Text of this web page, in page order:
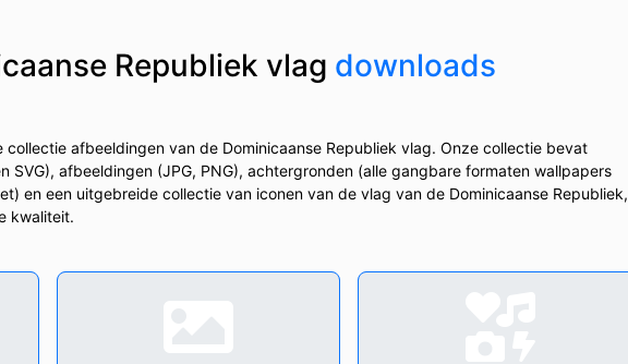
Republiek vlag downloads
afbeeldingen van de Dominicaanse Republiek vlag. Onze collectie bevat
SVG), afbeeldingen (JPG, PNG), achtergronden (alle gangbare formaten wallpapers
en een uitgebreide collectie van iconen van de vlag van de Dominicaanse Republiek,
kwaliteit.